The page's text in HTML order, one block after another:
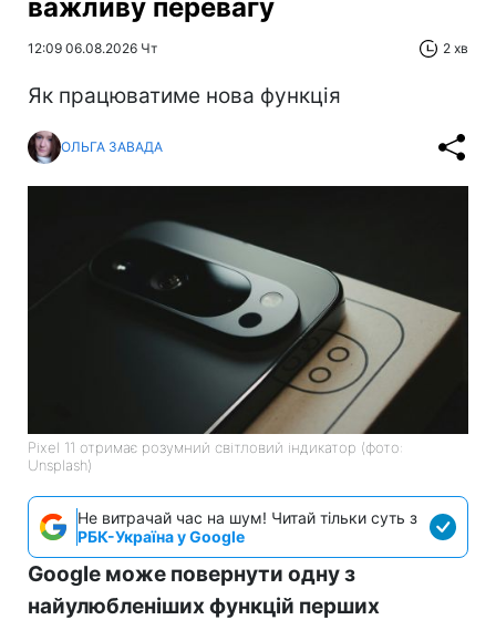
важливу перевагу
12:09 06.08.2026 Чт 2 хв
Як працюватиме нова функція
ОЛЬГА ЗАВАДА
Pixel 11 отримає розумний світловий індикатор (фото:
Unsplash)
Не витрачай час на шум! Читай тільки суть з
РБК-Україна у Google
Google може повернути одну з
найулюбленіших функцій перших